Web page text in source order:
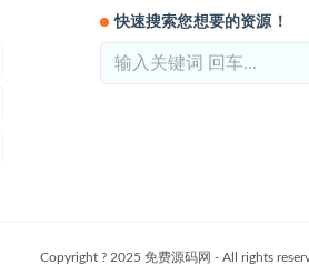
快速搜索您想要的资源！
Copyright ? 2025 免费源码网 - All rights